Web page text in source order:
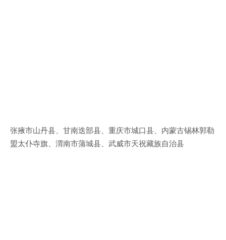
张掖市山丹县、甘南迭部县、重庆市城口县、内蒙古锡林郭勒
盟太仆寺旗、渭南市蒲城县、武威市天祝藏族自治县